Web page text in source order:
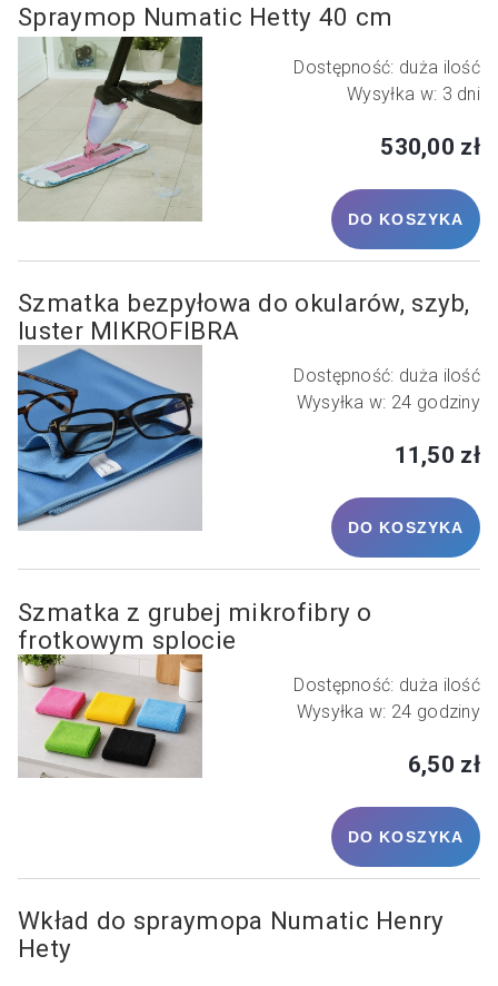
Spraymop Numatic Hetty 40 cm
Dostępność: duża ilość
Wysyłka w: 3 dni
530,00 zł
DO KOSZYKA
Szmatka bezpyłowa do okularów, szyb,
luster MIKROFIBRA
Dostępność: duża ilość
Wysyłka w: 24 godziny
11,50 zł
DO KOSZYKA
Szmatka z grubej mikrofibry o
frotkowym splocie
Dostępność: duża ilość
Wysyłka w: 24 godziny
6,50 zł
DO KOSZYKA
Wkład do spraymopa Numatic Henry
Hety